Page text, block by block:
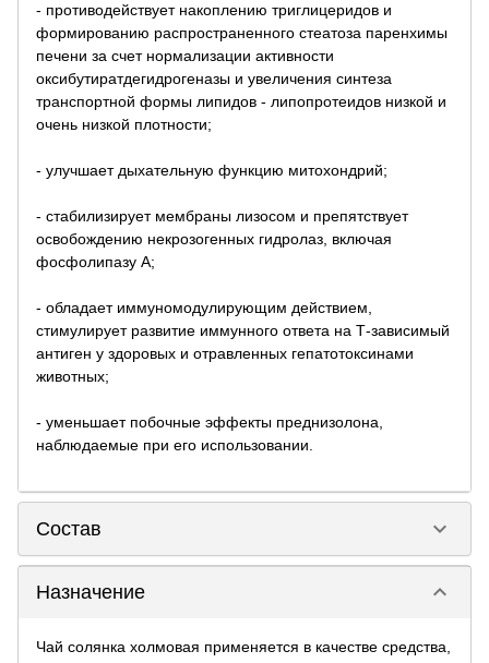
- противодействует накоплению триглицеридов и
формированию распространенного стеатоза паренхимы
печени за счет нормализации активности
оксибутиратдегидрогеназы и увеличения синтеза
транспортной формы липидов - липопротеидов низкой и
очень низкой плотности;
- улучшает дыхательную функцию митохондрий;
- стабилизирует мембраны лизосом и препятствует
освобождению некрозогенных гидролаз, включая
фосфолипазу А;
- обладает иммуномодулирующим действием,
стимулирует развитие иммунного ответа на Т-зависимый
антиген у здоровых и отравленных гепатотоксинами
животных;
- уменьшает побочные эффекты преднизолона,
наблюдаемые при его использовании.
Состав keyboard_arrow_down
Назначение keyboard_arrow_down
Чай солянка холмовая применяется в качестве средства,